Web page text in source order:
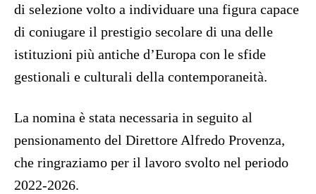
di selezione volto a individuare una figura capace
di coniugare il prestigio secolare di una delle
istituzioni più antiche d’Europa con le sfide
gestionali e culturali della contemporaneità.
La nomina è stata necessaria in seguito al
pensionamento del Direttore Alfredo Provenza,
che ringraziamo per il lavoro svolto nel periodo
2022-2026.